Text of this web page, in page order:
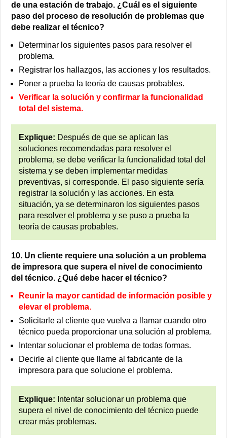
de una estación de trabajo. ¿Cuál es el siguiente
paso del proceso de resolución de problemas que
debe realizar el técnico?
Determinar los siguientes pasos para resolver el
problema.
Registrar los hallazgos, las acciones y los resultados.
Poner a prueba la teoría de causas probables.
Verificar la solución y confirmar la funcionalidad
total del sistema.
Explique: Después de que se aplican las
soluciones recomendadas para resolver el
problema, se debe verificar la funcionalidad total del
sistema y se deben implementar medidas
preventivas, si corresponde. El paso siguiente sería
registrar la solución y las acciones. En esta
situación, ya se determinaron los siguientes pasos
para resolver el problema y se puso a prueba la
teoría de causas probables.
10. Un cliente requiere una solución a un problema
de impresora que supera el nivel de conocimiento
del técnico. ¿Qué debe hacer el técnico?
Reunir la mayor cantidad de información posible y
elevar el problema.
Solicitarle al cliente que vuelva a llamar cuando otro
técnico pueda proporcionar una solución al problema.
Intentar solucionar el problema de todas formas.
Decirle al cliente que llame al fabricante de la
impresora para que solucione el problema.
Explique: Intentar solucionar un problema que
supera el nivel de conocimiento del técnico puede
crear más problemas.